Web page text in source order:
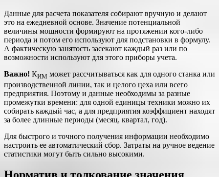
Данные для расчета показателя собирают вручную и делают
это на ежедневной основе. Значение потенциальной
величины мощности формируют на протяжении кого-либо
периода и потом его используют для подстановки в формулу.
А фактическую занятость засекают каждый раз или по
возможности используют для этого приборы учета.
Важно! КИМ может рассчитываться как для одного станка или
производственной линии, так и целого цеха или всего
предприятия. Поэтому и данные необходимы за разные
промежутки времени: для одной единицы техники можно их
собирать каждый час, а для предприятия коэффициент находят
за более длинные периоды (месяц, квартал, год).
Для быстрого и точного получения информации необходимо
настроить ее автоматический сбор. Затраты на ручное ведение
статистики могут быть сильно высокими.